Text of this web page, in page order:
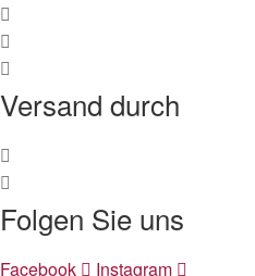
Versand durch
Folgen Sie uns
Facebook Instagram